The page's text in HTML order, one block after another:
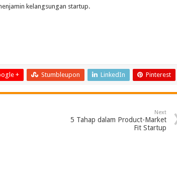
kelangsungan startup.
+ Stumbleupon LinkedIn Pinterest
Next
5 Tahap dalam Product-Market
Fit Startup